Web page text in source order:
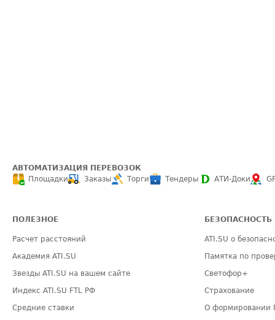
АВТОМАТИЗАЦИЯ ПЕРЕВОЗОК
Площадки
Заказы Торги Тендеры АТИ-Доки
ПОЛЕЗНОЕ
Расчет расстояний
Академия ATI.SU
Звезды ATI.SU на вашем сайте
Индекс ATI.SU FTL РФ
Средние ставки
БЕЗОПАСНОСТЬ
ATI.SU о
Памятка по
Светофор+
Страхование
О формировании